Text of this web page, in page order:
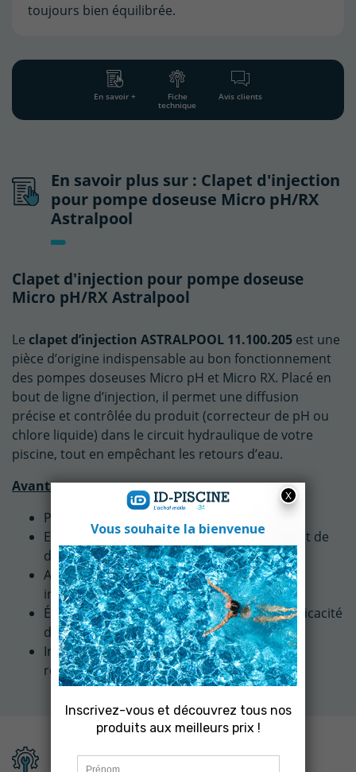
toujours bien équilibrée.
En savoir + Fiche
technique
Avis clients
En savoir plus sur : Clapet d'injection
pour pompe doseuse Micro pH/RX
Astralpool
Clapet d'injection pour pompe doseuse
Micro pH/RX Astralpool
Le clapet d’injection ASTRALPOOL 11.100.205 est une
pièce d’origine indispensable au bon fonctionnement
des pompes doseuses Micro pH et Micro RX. Placé en
bout de ligne d’injection, il permet une diffusion
précise et contrôlée du produit (correcteur de pH ou
chlore liquide) dans le circuit hydraulique de votre
piscine, tout en empêchant les retours d’eau.
Avantages :
Pièce d’origine : qualité et fiabilité garanties
Empêche les remontées d’eau dans le circuit de
dosage
Assure une diffusion homogène du produit
injecté
Évite les pertes de pression et optimise l'efficacité
de la pompe doseuse
Installation simple et rapide, même en
remplacement